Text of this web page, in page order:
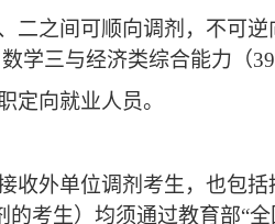
二之间可顺向调剂，不可
学三与经济类综合能力（
定向就业人员。
收外单位调剂考生，也包
考生）均须通过教育部“